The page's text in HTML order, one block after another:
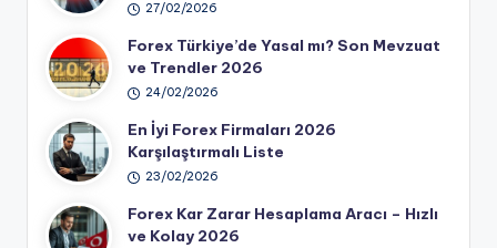
27/02/2026
Forex Türkiye’de Yasal mı? Son Mevzuat
ve Trendler 2026
24/02/2026
En İyi Forex Firmaları 2026
Karşılaştırmalı Liste
23/02/2026
Forex Kar Zarar Hesaplama Aracı – Hızlı
ve Kolay 2026